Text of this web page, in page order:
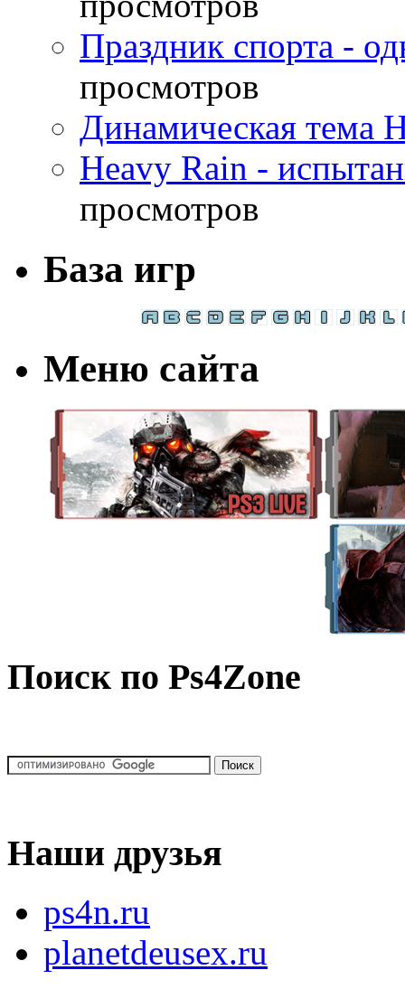
Праздник спорта -
просмотров
Динамическая тема
Heavy Rain -
просмотров
База игр
Меню сайта
Поиск по Ps4Zone
Наши друзья
ps4n.ru
planetdeusex.ru